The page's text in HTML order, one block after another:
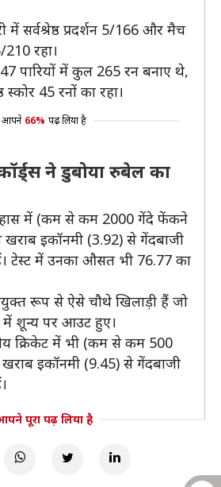
में सर्वश्रेष्ठ प्रदर्शन 5/166 और मैच
210 रहा।
पारियों में कुल 265 रन बनाए थे,
स्कोर 45 रनों का रहा।
आपने 66% पढ़ लिया है
ने डुबोया रुबेल का
में (कम से कम 2000 गेंदे फेंकने
इकॉनमी (3.92) से गेंदबाजी
टेस्ट में उनका औसत भी 76.77 का
रूप से ऐसे चौथे खिलाड़ी हैं जो
में शून्य पर आउट हुए।
क्रिकेट में भी (कम से कम 500
इकॉनमी (9.45) से गेंदबाजी
पूरा पढ़ लिया है